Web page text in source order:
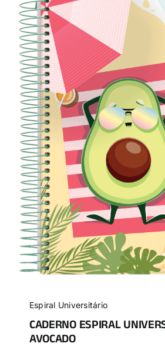
Espiral Universitário
CADERNO ESPIRAL
AVOCADO